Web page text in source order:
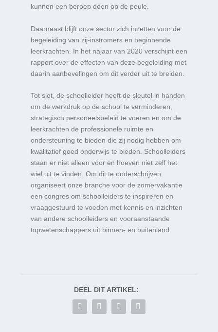
kunnen een beroep doen op de poule.
Daarnaast blijft onze sector zich inzetten voor de
begeleiding van zij-instromers en beginnende
leerkrachten. In het najaar van 2020 verschijnt een
rapport over de effecten van deze begeleiding met
daarin aanbevelingen om dit verder uit te breiden.
Tot slot, de schoolleider heeft de sleutel in handen
om de werkdruk op de school te verminderen,
strategisch personeelsbeleid te voeren en om de
leerkrachten de professionele ruimte en
ondersteuning te bieden die zij nodig hebben om
kwalitatief goed onderwijs te bieden. Schoolleiders
staan er niet alleen voor en hoeven niet zelf het
wiel uit te vinden. Om dit te onderschrijven
organiseert onze branche voor de zomervakantie
een congres om schoolleiders te inspireren en
vraaggestuurd te voeden met kennis en inzichten
van andere schoolleiders en vooraanstaande
topwetenschappers uit binnen- en buitenland.
DEEL DIT ARTIKEL: